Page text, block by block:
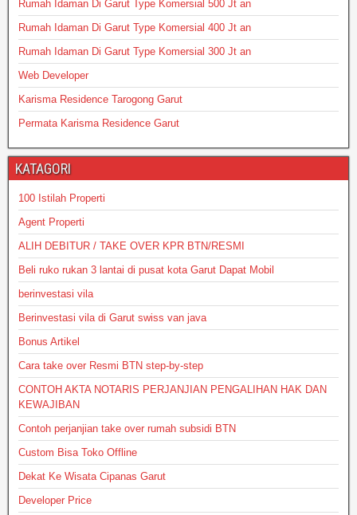
Rumah Idaman Di Garut Type Komersial 500 Jt an
Rumah Idaman Di Garut Type Komersial 400 Jt an
Rumah Idaman Di Garut Type Komersial 300 Jt an
Web Developer
Karisma Residence Tarogong Garut
Permata Karisma Residence Garut
KATAGORI
100 Istilah Properti
Agent Properti
ALIH DEBITUR / TAKE OVER KPR BTN/RESMI
Beli ruko rukan 3 lantai di pusat kota Garut Dapat Mobil
berinvestasi vila
Berinvestasi vila di Garut swiss van java
Bonus Artikel
Cara take over Resmi BTN step-by-step
CONTOH AKTA NOTARIS PERJANJIAN PENGALIHAN HAK DAN
KEWAJIBAN
Contoh perjanjian take over rumah subsidi BTN
Custom Bisa Toko Offline
Dekat Ke Wisata Cipanas Garut
Developer Price